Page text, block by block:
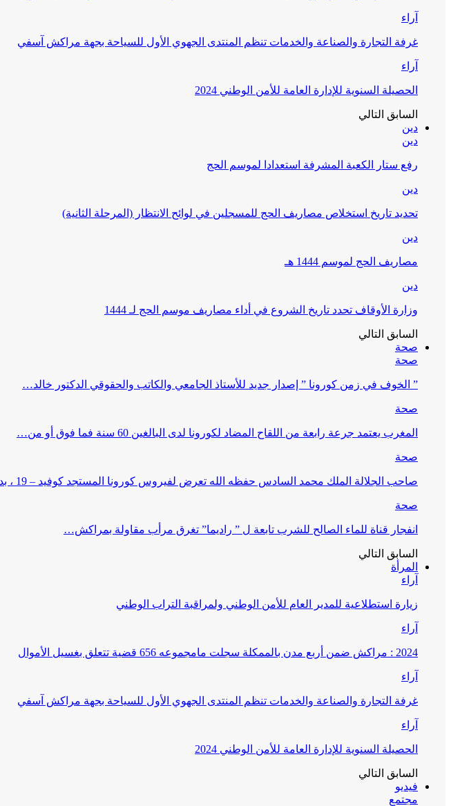
آراء
غرفة التجارة والصناعة والخدمات تنظم المنتدى الجهوي الأول للسياحة بجهة مراكش آسفي
آراء
الحصيلة السنوية للإدارة العامة للأمن الوطني 2024
السابق التالي
دين
دين
رفع ستار الكعبة المشرفة استعدادا لموسم الحج
دين
تحديد تاريخ استخلاص مصاريف الحج للمسجلين في لوائح الانتظار (المرحلة الثانية)
دين
مصاريف الحج لموسم 1444 هـ
دين
وزارة الأوقاف تحدد تاريخ الشروع في أداء مصاريف موسم الحج لـ 1444
السابق التالي
صحة
صحة
” الخوف في زمن كورونا ” إصدار جديد للأستاذ الجامعي والكاتب والحقوقي الدكتور خالد…
صحة
المغرب يعتمد جرعة رابعة من اللقاح المضاد لكورونا لدى البالغين 60 سنة فما فوق أو من…
صحة
صاحب الجلالة الملك محمد السادس حفظه الله تعرض لفيروس كورونا المستجد كوفيد – 19 ، بدون…
صحة
انفجار قناة للماء الصالح للشرب تابعة ل ” راديما” تغرق مرأب مقاولة بمراكش…
السابق التالي
المرأة
آراء
زيارة استطلاعية للمدير العام للأمن الوطني ولمراقبة التراب الوطني
آراء
2024 : مراكش ضمن أربع مدن بالممكلة سجلت مامجموعه 656 قضية تتعلق بغسيل الأموال
آراء
غرفة التجارة والصناعة والخدمات تنظم المنتدى الجهوي الأول للسياحة بجهة مراكش آسفي
آراء
الحصيلة السنوية للإدارة العامة للأمن الوطني 2024
السابق التالي
فيديو
مجتمع